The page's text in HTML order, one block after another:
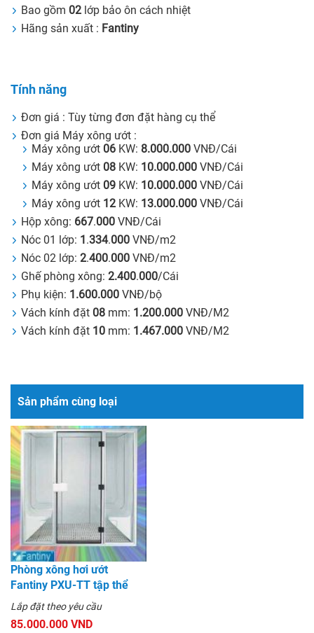
Bao gồm 02 lớp bảo ôn cách nhiệt
Hãng sản xuất : Fantiny
Tính năng
Đơn giá : Tùy từng đơn đặt hàng cụ thể
Đơn giá Máy xông ướt :
Máy xông ướt 06 KW: 8.000.000 VNĐ/Cái
Máy xông ướt 08 KW: 10.000.000 VNĐ/Cái
Máy xông ướt 09 KW: 10.000.000 VNĐ/Cái
Máy xông ướt 12 KW: 13.000.000 VNĐ/Cái
Hộp xông: 667.000 VNĐ/Cái
Nóc 01 lớp: 1 .334.000 VNĐ/m2
Nóc 02 lớp: 2.400.000 VNĐ/m2
Ghế phòng xông: 2.400.000/Cái
Phụ kiện: 1.600.000 VNĐ/bộ
Vách kính đặt 08 mm: 1.200.000 VNĐ/M2
Vách kính đặt 10 mm: 1.467.000 VNĐ/M2
Sản phẩm cùng loại
Phòng xông hơi ướt
Fantiny PXU-TT tập thể
Lắp đặt theo yêu cầu
85.000.000 VND